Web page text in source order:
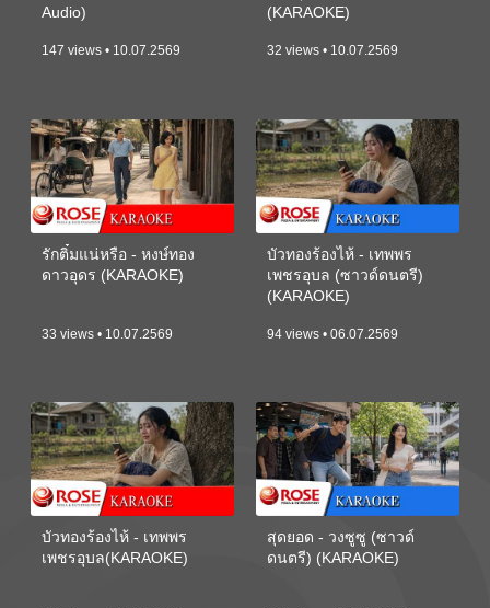
Audio)
147 views • 10.07.2569
(KARAOKE)
32 views • 10.07.2569
รักติ๋มแน่หรือ - หงษ์ทอง
ดาวอุดร (KARAOKE)
33 views • 10.07.2569
บัวทองร้องไห้ - เทพพร
เพชรอุบล (ซาวด์ดนตรี)
(KARAOKE)
94 views • 06.07.2569
บัวทองร้องไห้ - เทพพร
เพชรอุบล(KARAOKE)
สุดยอด - วงซูซู (ซาวด์
ดนตรี) (KARAOKE)